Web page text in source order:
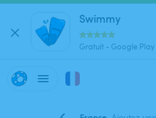
Swimmy
Gratuit - Google Play